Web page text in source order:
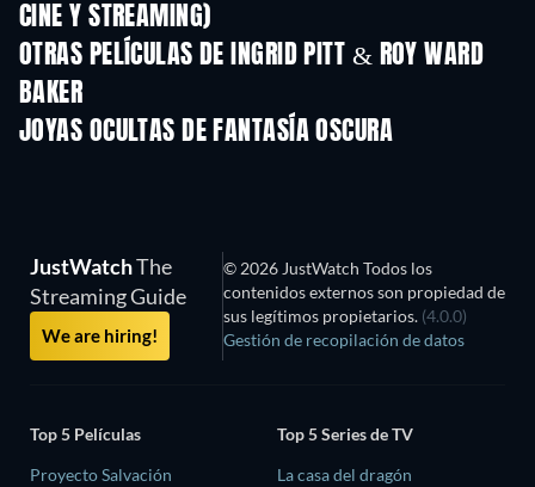
CINE Y STREAMING)
OTRAS PELÍCULAS DE INGRID PITT & ROY WARD
BAKER
JOYAS OCULTAS DE FANTASÍA OSCURA
JustWatchThe
Streaming Guide
We are hiring!
© 2026 JustWatch Todos los
contenidos externos son propiedad de
sus legítimos propietarios. (4.0.0)
Gestión de recopilación de datos
Top 5 Películas
Proyecto Salvación
Top 5 Series de TV
La casa del dragón